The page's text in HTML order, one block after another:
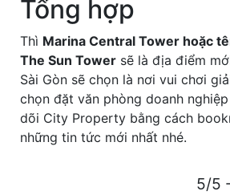
Tổng hợp
Thì Marina Central Tower hoặc
The Sun Tower sẽ là địa điểm
Sài Gòn sẽ chọn là nơi vui chơi
chọn đặt văn phòng doanh
dõi City Property bằng cách
những tin tức mới nhất nhé.
5/5